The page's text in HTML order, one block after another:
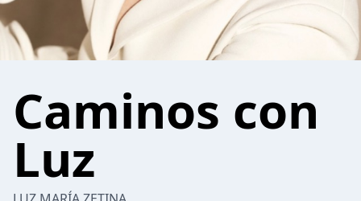
Caminos con
Luz